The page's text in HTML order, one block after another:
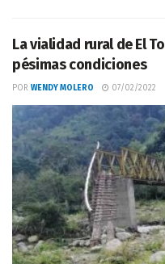
La vialidad rural de El
pésimas condiciones
POR WENDY MOLERO 07/02/2022